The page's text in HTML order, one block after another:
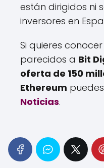
están dirigidos ni
inversores en
Si quieres
parecidos a Bit
oferta de 150
Ethereum
Noticias.